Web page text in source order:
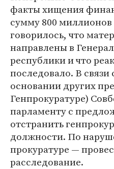
факты хищения
сумму 800 миллионов
говорилось, что
направлены в
республики и что
последовало. В связи
основании других
Генпрокуратуре)
парламенту с
отстранить
должности. По
прокуратуре —
расследование.